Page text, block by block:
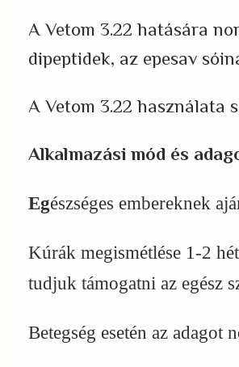
A Vetom 3.22 hatására
dipeptidek, az epesav
A Vetom 3.22 használata
Alkalmazási mód és
Egészséges embereknek
Kúrák megismétlése 1-2
tudjuk támogatni az egész
Betegség esetén az